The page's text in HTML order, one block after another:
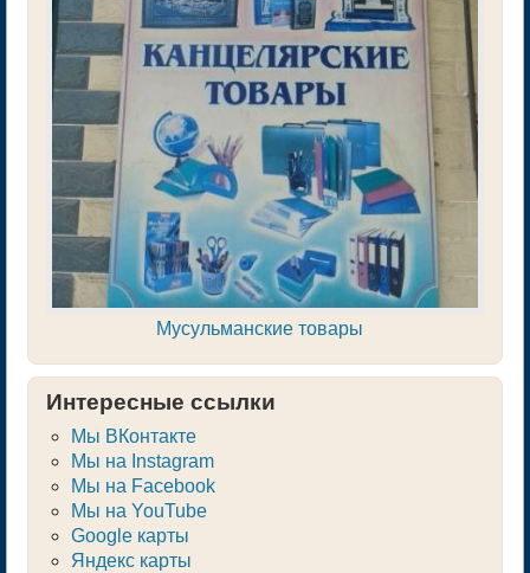
Мусульманские товары
Интересные ссылки
Мы ВКонтакте
Мы на Instagram
Мы на Facebook
Мы на YouTube
Google карты
Яндекс карты